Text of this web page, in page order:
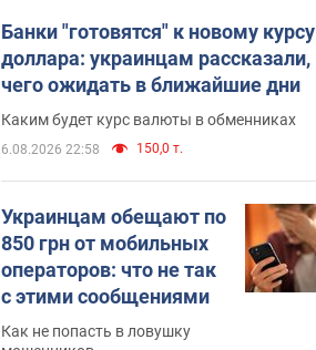
Банки "готовятся" к новому курсу
доллара: украинцам рассказали,
чего ожидать в ближайшие дни
Каким будет курс валюты в обменниках
6.08.2026 22:58 150,0 т.
Украинцам обещают по
850 грн от мобильных
операторов: что не так
с этими сообщениями
Как не попасть в ловушку